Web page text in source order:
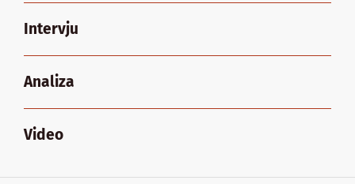
Intervju
Analiza
Video